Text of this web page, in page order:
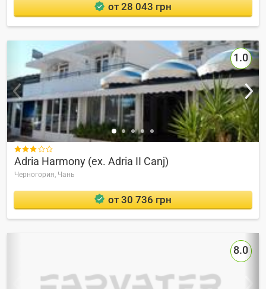
от 28 043 грн
1.0

Adria Harmony (ex. Adria II Canj)
Черногория, Чань
от 30 736 грн
8.0